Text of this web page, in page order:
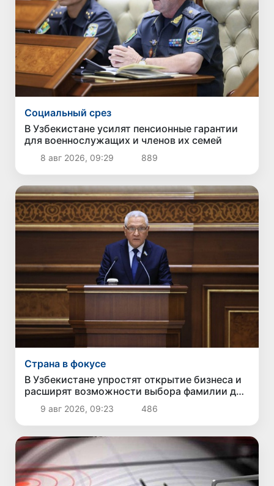
Социальный срез
В Узбекистане усилят пенсионные гарантии
для военнослужащих и членов их семей
8 авг 2026, 09:29 889
Страна в фокусе
В Узбекистане упростят открытие бизнеса и
расширят возможности выбора фамилии для
ребенка
9 авг 2026, 09:23 486